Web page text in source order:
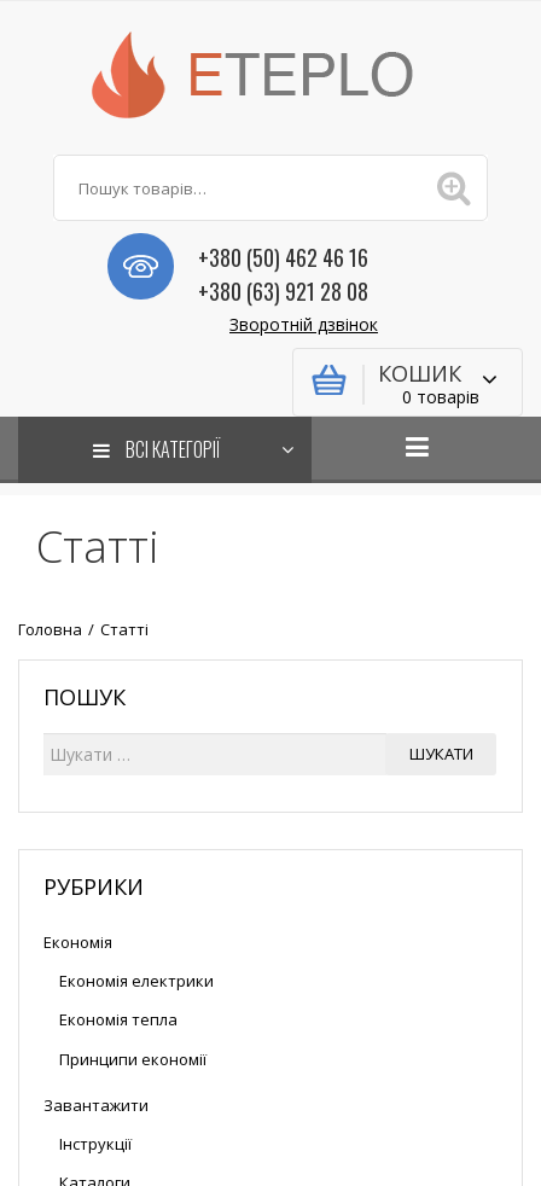
+380 (50) 462 46 16
+380 (63) 921 28 08
Зворотній дзвінок
КОШИК
0 товарів
ВСІ КАТЕГОРІЇ
Статті
Головна / Статті
ПОШУК
Ш
а
ШУКАТИ
РУБРИКИ
Економія
Економія електрики
Економія тепла
Принципи економії
Завантажити
Інструкції